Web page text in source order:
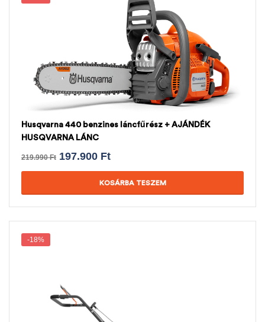
Husqvarna 440 benzines láncfűrész + AJÁNDÉK
HUSQVARNA LÁNC
219.990Ft 197.900 Ft
KOSÁRBA TESZEM
-18%